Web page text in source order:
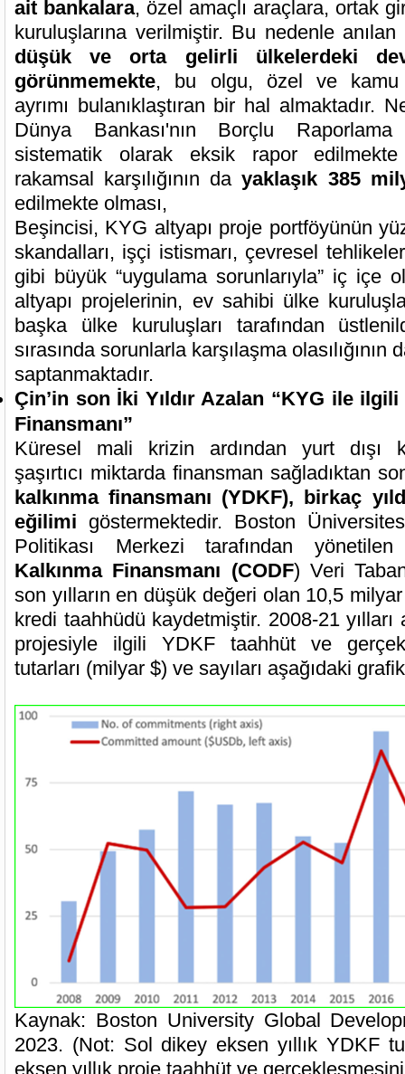
ait bankalara, özel amaçlı araçlara, ortak
kuruluşlarına verilmiştir. Bu nedenle anılan
düşük ve orta gelirli ülkelerdeki
görünmemekte, bu olgu, özel ve kamu
ayrımı bulanıklaştıran bir hal almaktadır.
Dünya Bankası'nın Borçlu
sistematik olarak eksik rapor
rakamsal karşılığının dayaklaşık 385
edilmekte olması,
Beşincisi, KYG altyapı proje portföyünün
skandalları, işçi istismarı, çevresel
gibi büyük “uygulama sorunlarıyla” iç içe
altyapı projelerinin, ev sahibi ülke
başka ülke kuruluşları tarafından
sırasında sorunlarla karşılaşma olasılığının
saptanmaktadır.
Çin’in son İki Yıldır Azalan “KYG ile ilgili
Finansmanı”
Küresel mali krizin ardından yurt dışı
şaşırtıcı miktarda finansman sağladıktan
kalkınma finansmanı (YDKF), birkaç
eğilimi göstermektedir. Boston
Politikası Merkezi tarafından
Kalkınma Finansmanı (CODF) Veri
son yılların en düşük değeri olan 10,5
kredi taahhüdü kaydetmiştir. 2008-21 yılları
projesiyle ilgili YDKF taahhüt ve
tutarları (milyar $) ve sayıları aşağıdaki
Kaynak: Boston University Global
2023. (Not: Sol dikey eksen yıllık YDKF
eksen yıllık proje taahhüt ve